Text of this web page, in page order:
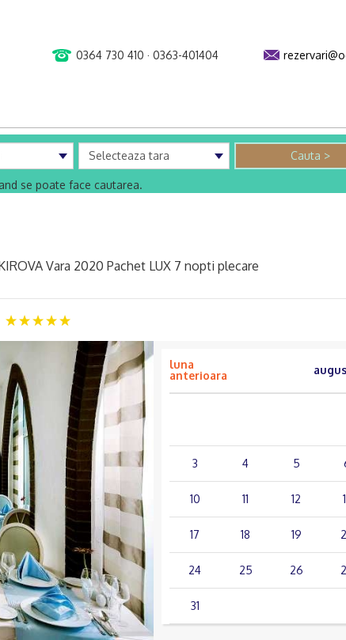
0364 730 410 · 0363-401404
se poate face cautarea.
Vara 2020 Pachet LUX 7 nopti plecare
luna
anterioara
3 4 5
10 11 12
17 18 19
24 25 26
31